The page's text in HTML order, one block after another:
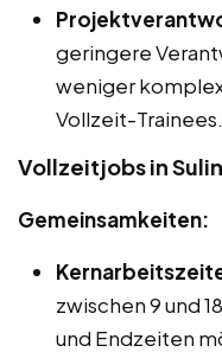
geringere
weniger
Vollzeit-Trainees.
Vollzeitjobs in
Gemeinsamkeiten:
zwischen 9 und
und Endzeiten